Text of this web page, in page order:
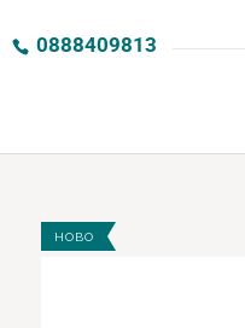
0888409813
НОВО